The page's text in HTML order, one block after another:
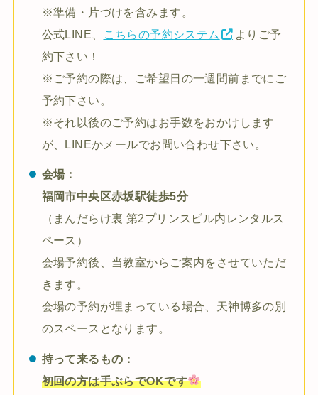
※準備・片づけを含みます。
公式LINE、
こちらの予約システム
よりご予
約下さい！
※ご予約の際は、ご希望日の一週間前までにご
予約下さい。
※それ以後のご予約はお手数をおかけします
が、LINEかメールでお問い合わせ下さい。
会場：
福岡市中央区赤坂駅徒歩5分
（まんだらけ裏 第2プリンスビル内レンタルス
ペース）
会場予約後、当教室からご案内をさせていただ
きます。
会場の予約が埋まっている場合、天神博多の別
のスペースとなります。
持って来るもの：
初回の方は手ぶらでOKです